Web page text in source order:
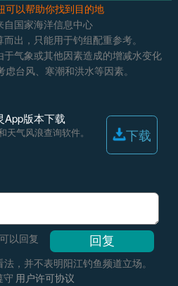
可以帮助你找到目的地
自国家海洋信息中心
出，只能用于钓组配重参考。
气象或其他因素造成的增减水变化
台风、寒潮和洪水等因素。
App版本下载
天气风浪查询软件。 下载
以回复
，并不表明阳江钓鱼频道立场。
守 用户许可协议